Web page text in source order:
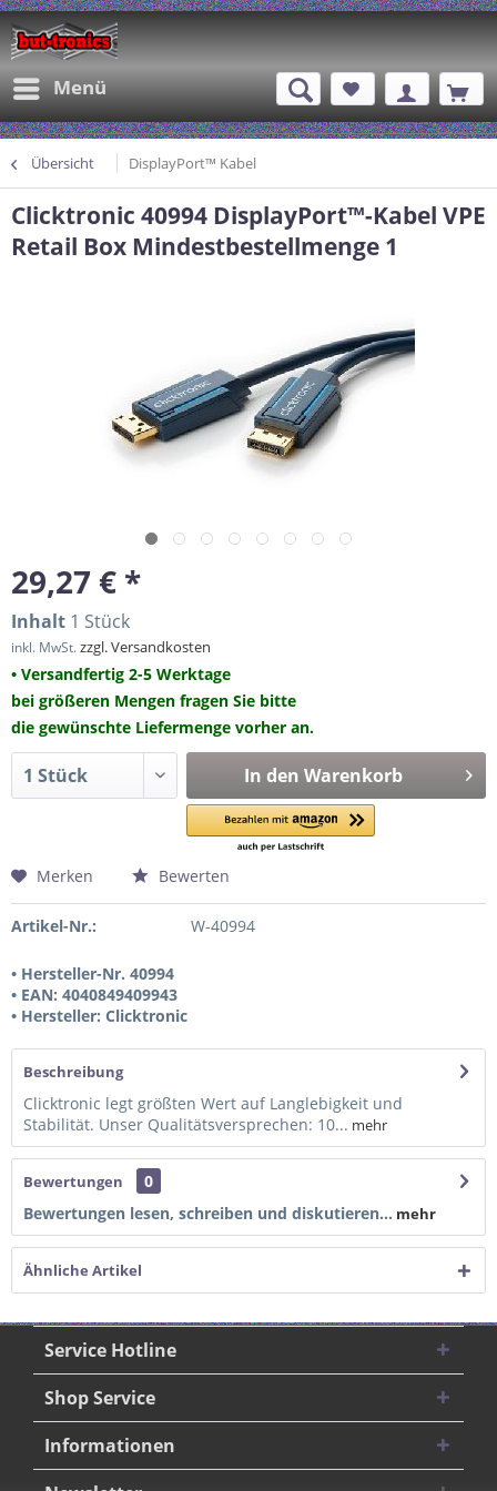
Menü
Übersicht DisplayPort™ Kabel
Clicktronic 40994 DisplayPort™-Kabel VPE
Retail Box Mindestbestellmenge 1
29,27 € *
Inhalt 1 Stück
inkl. MwSt.zzgl. Versandkosten
• Versandfertig 2-5 Werktage
bei größeren Mengen fragen Sie bitte
die gewünschte Liefermenge vorher an.
In den Warenkorb
Merken Bewerten
Artikel-Nr.: W-40994
• Hersteller-Nr. 40994
• EAN: 4040849409943
• Hersteller: Clicktronic
Beschreibung
Clicktronic legt größten Wert auf Langlebigkeit und
Stabilität. Unser Qualitätsversprechen: 10... mehr
Bewertungen
0
Bewertungen lesen, schreiben und diskutieren... mehr
Ähnliche Artikel
Service Hotline
Shop Service
Informationen